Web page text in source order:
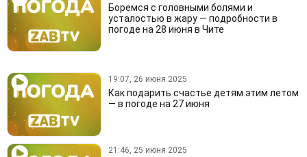
Боремся с головными болями и
усталостью в жару — подробности в
погоде на 28 июня в Чите
19:07, 26 июня 2025
Как подарить счастье детям этим летом
— в погоде на 27 июня
21:46, 25 июня 2025